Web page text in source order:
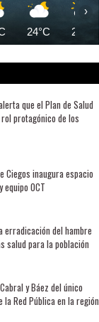
24°C 25°C
›
que el Plan de Salud
protagónico de los
Ciegos inaugura espacio
OCT
erradicación del hambre
salud para la población
y Báez del único
Red Pública en la región